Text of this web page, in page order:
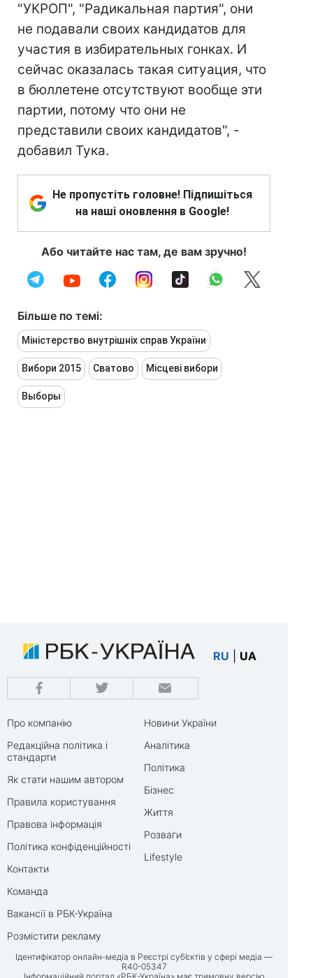
"УКРОП", "Радикальная партия", они
не подавали своих кандидатов для
участия в избирательных гонках. И
сейчас оказалась такая ситуация, что
в бюллетене отсутствуют вообще эти
партии, потому что они не
представили своих кандидатов", -
добавил Тука.
Не пропустіть головне! Підпишіться
на наші оновлення в Google!
Або читайте нас там, де вам зручно!
Більше по темі:
Міністерство внутрішніх справ України
Вибори 2015 Сватово Місцеві вибори
Выборы
RU UA
Про компанію
Редакційна політика і
стандарти
Як стати нашим автором
Правила користування
Правова інформація
Політика конфіденційності
Контакти
Команда
Вакансії в РБК-Україна
Розмістити рекламу
Новини України
Аналітика
Політика
Бізнес
Життя
Розваги
Lifestyle
Ідентифікатор онлайн-медіа в Реєстрі суб’єктів у сфері медіа —
R40-05347